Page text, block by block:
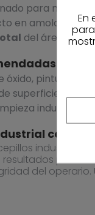
para mayor
en amoladora
del área de
óxido, pintura y
superficies
industrial y
con
industriales
resultados
del operario.
En